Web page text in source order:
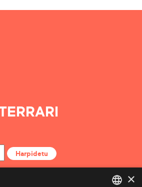
Harpidetu
×